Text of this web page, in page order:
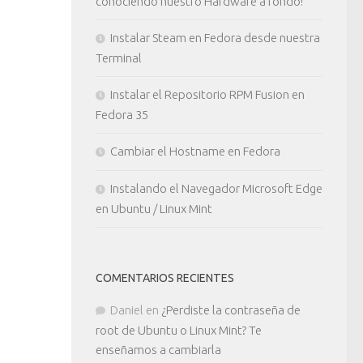
Instalar Steam en Fedora desde nuestra
Terminal
Instalar el Repositorio RPM Fusion en
Fedora 35
Cambiar el Hostname en Fedora
Instalando el Navegador Microsoft Edge
en Ubuntu / Linux Mint
COMENTARIOS RECIENTES
Daniel en ¿Perdiste la contraseña de
root de Ubuntu o Linux Mint? Te
enseñamos a cambiarla